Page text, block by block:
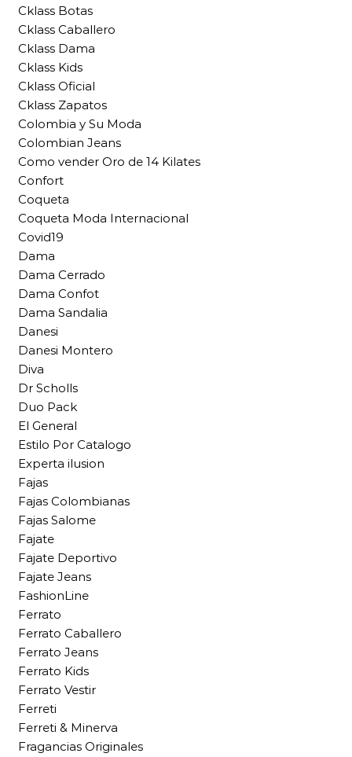
Cklass Botas
Cklass Caballero
Cklass Dama
Cklass Kids
Cklass Oficial
Cklass Zapatos
Colombia y Su Moda
Colombian Jeans
Como vender Oro de 14 Kilates
Confort
Coqueta
Coqueta Moda Internacional
Covid19
Dama
Dama Cerrado
Dama Confot
Dama Sandalia
Danesi
Danesi Montero
Diva
Dr Scholls
Duo Pack
El General
Estilo Por Catalogo
Experta ilusion
Fajas
Fajas Colombianas
Fajas Salome
Fajate
Fajate Deportivo
Fajate Jeans
FashionLine
Ferrato
Ferrato Caballero
Ferrato Jeans
Ferrato Kids
Ferrato Vestir
Ferreti
Ferreti & Minerva
Fragancias Originales